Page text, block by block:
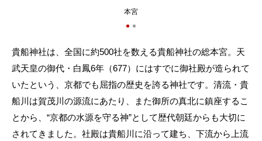
本宮
貴船神社は、全国に約500社を数える貴船神社の総本宮。天
武天皇の御代・白鳳6年（677）にはすでに御社殿が造られて
いたという、京都でも屈指の歴史を誇る神社です。清流・貴
船川は賀茂川の源流にあたり、また御所の真北に鎮座するこ
とから、“京都の水源を守る神”として歴代朝廷からも大切に
されてきました。社殿は貴船川に沿って建ち、下流から上流